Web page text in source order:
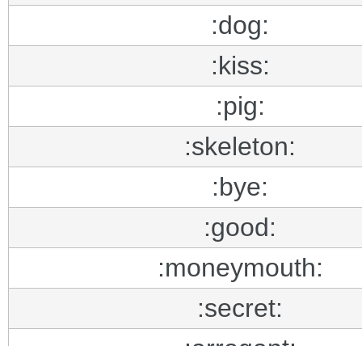
:dog:
:kiss:
:pig:
:skeleton:
:bye:
:good:
:moneymouth:
:secret: